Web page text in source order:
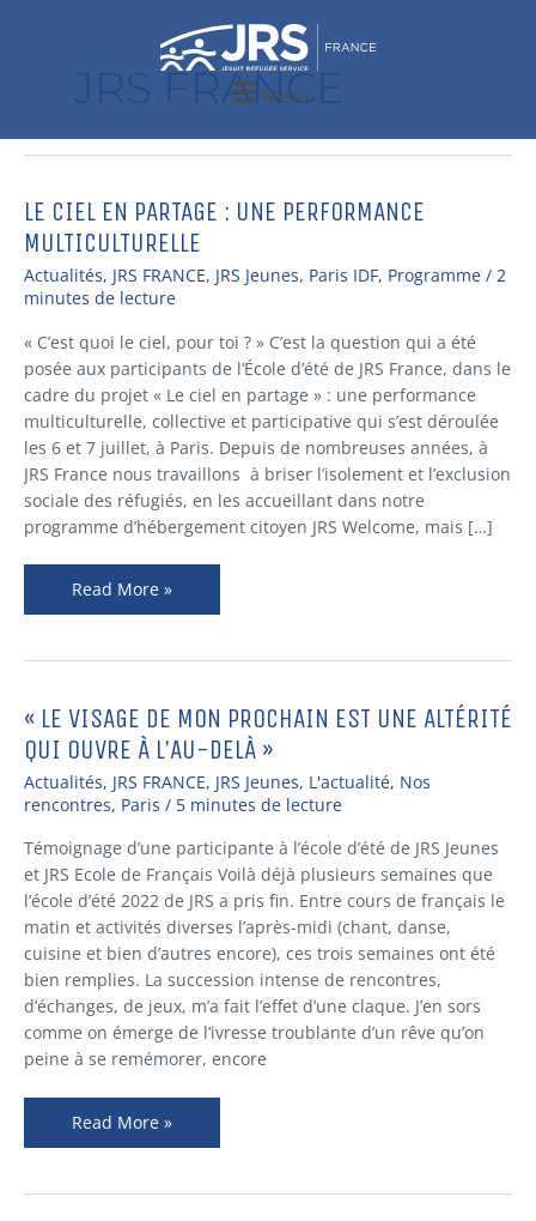
Menu
JRS FRANCE
LE CIEL EN PARTAGE : UNE PERFORMANCE
MULTICULTURELLE
Actualités, JRS FRANCE, JRS Jeunes, Paris IDF, Programme / 2
minutes de lecture
« C’est quoi le ciel, pour toi ? » C’est la question qui a été
posée aux participants de l’École d’été de JRS France, dans le
cadre du projet « Le ciel en partage » : une performance
multiculturelle, collective et participative qui s’est déroulée
les 6 et 7 juillet, à Paris. Depuis de nombreuses années, à
JRS France nous travaillons à briser l’isolement et l’exclusion
sociale des réfugiés, en les accueillant dans notre
programme d’hébergement citoyen JRS Welcome, mais […]
Le
ciel
partage
Une
performance
multiculturelle
Read More »
« LE VISAGE DE MON PROCHAIN EST UNE ALTÉRITÉ
QUI OUVRE À L’AU-DELÀ »
Actualités, JRS FRANCE, JRS Jeunes, L'actualité, Nos
rencontres, Paris / 5 minutes de lecture
Témoignage d’une participante à l’école d’été de JRS Jeunes
et JRS Ecole de Français Voilà déjà plusieurs semaines que
l’école d’été 2022 de JRS a pris fin. Entre cours de français le
matin et activités diverses l’après-midi (chant, danse,
cuisine et bien d’autres encore), ces trois semaines ont été
bien remplies. La succession intense de rencontres,
d’échanges, de jeux, m’a fait l’effet d’une claque. J’en sors
comme on émerge de l’ivresse troublante d’un rêve qu’on
peine à se remémorer, encore
« Le
visage
mon
prochain
est
une
altérité
qui
ouvre
à
l’au-
delà »
Read More »